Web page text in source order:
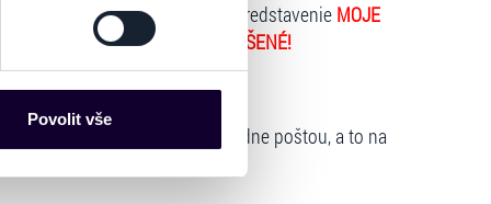
mohou představovat
obsahu a reklam.
Povolit vše
predaja oznamujeme, že predstavenie MOJE
v Mestskom divadle Žilina, je
ZRUŠENÉ!
mieste, kde si ich zakúpili.
, ich môžu vrátiť výhradne poštou, a to na